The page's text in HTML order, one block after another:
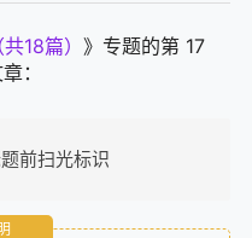
18篇） 》专题的第 17
：
前扫光标识